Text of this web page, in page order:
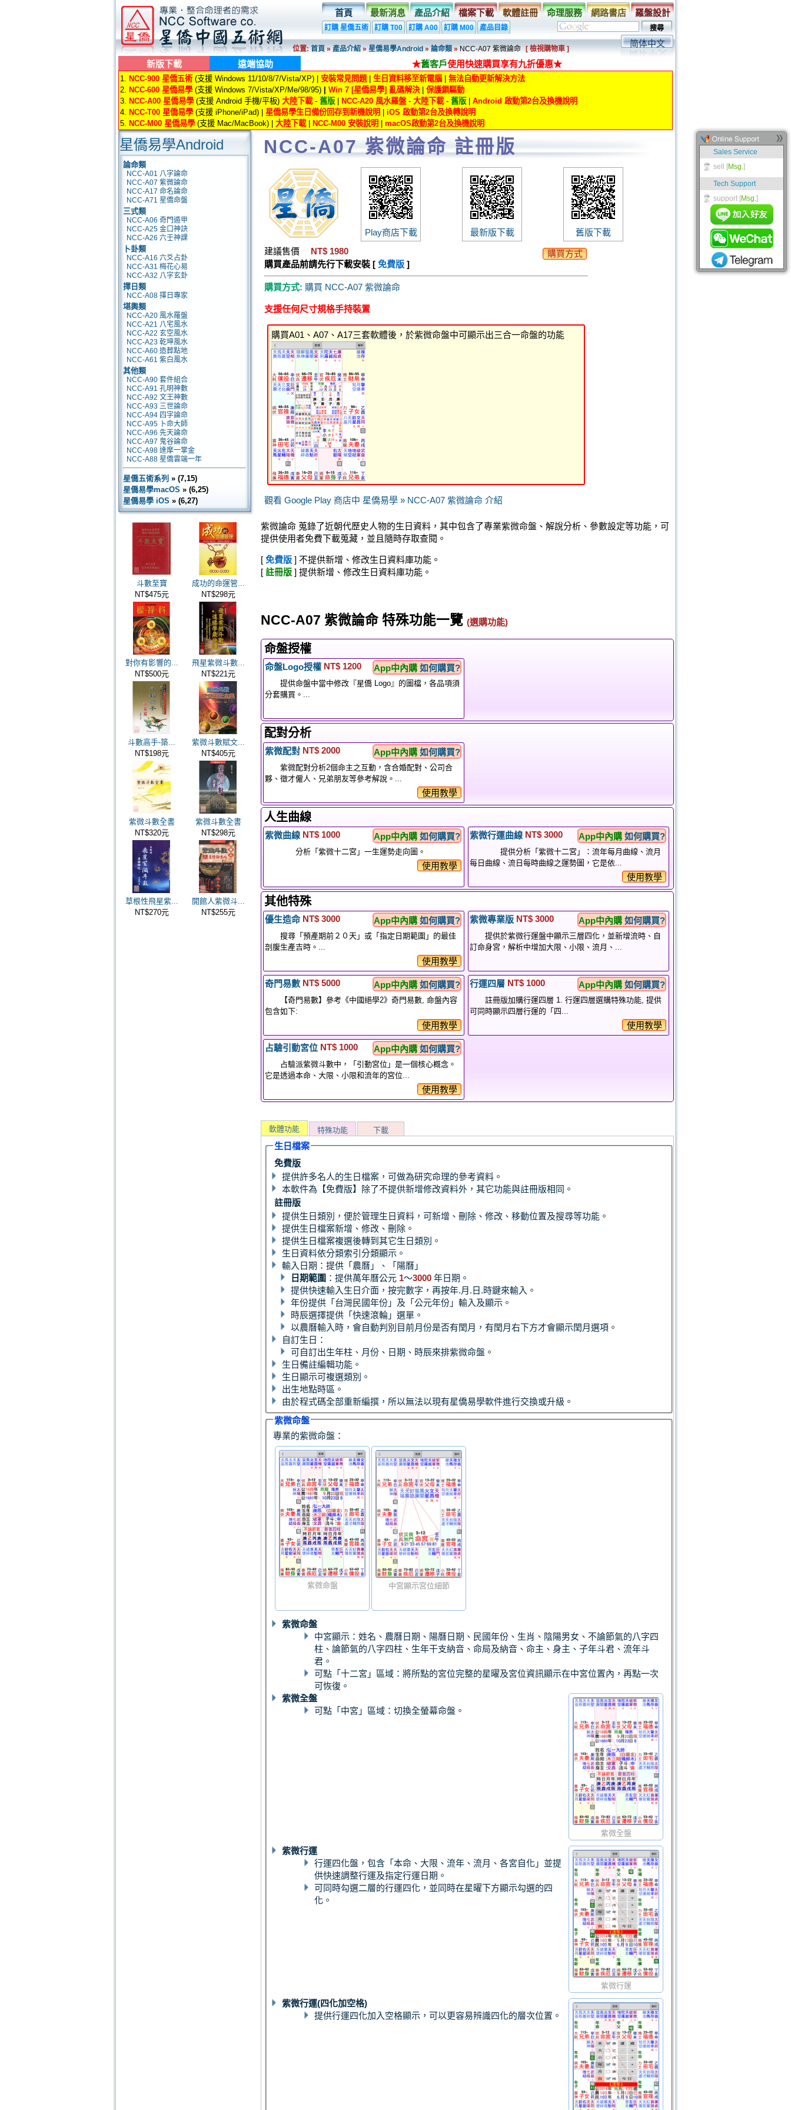
首頁 最新消息 產品介紹 檔案下載 軟體註冊 命理服務 網路書店 羅盤設計
訂購 星僑五術 訂購 T00 訂購 A00 訂購 M00 產品目錄
位置:首頁»產品介紹»星僑易學Android»論命類»NCC-A07 紫微論命 [ 檢視購物車 ]
简体中文
新版下載 遠端協助 ★舊客戶使用快速購買享有九折優惠★
1. NCC-900 星僑五術(支援 Windows 11/10/8/7/Vista/XP) | 安裝常見問題| 生日資料移至新電腦| 無法自動更新解決方法
2. NCC-600 星僑易學(支援 Windows 7/Vista/XP/Me/98/95) Win 7 [星僑易學] 亂碼解決| 保護鎖驅動
3. NCC-A00 星僑易學(支援 Android 手機/平板) 大陸下載- 舊版 NCC-A20 風水羅盤- 大陸下載- 舊版
Android 啟動第2台及換機說明
4. NCC-T00 星僑易學(支援 iPhone/iPad) | 星僑易學生日備份回存到新機說明
iOS 啟動第2台及換轉說明
5. NCC-M00 星僑易學(支援 Mac/MacBook) | 大陸下載| NCC-M00 安裝說明 macOS啟動第2台及換機說明
星僑易學Android
論命類
NCC-A01 八字論命
NCC-A07 紫微論命
NCC-A17 命名論命
NCC-A71 星僑命盤
三式類
NCC-A06 奇門遁甲
NCC-A25 金口神訣
NCC-A26 六壬神課
卜卦類
NCC-A16 六爻占卦
NCC-A31 梅花心易
NCC-A32 八字玄卦
擇日類
NCC-A08 擇日專家
堪輿類
NCC-A20 風水羅盤
NCC-A21 八宅風水
NCC-A22 玄空風水
NCC-A23 乾坤風水
NCC-A60 造葬點地
NCC-A61 紫白風水
其他類
NCC-A90 套件組合
NCC-A91 孔明神數
NCC-A92 文王神數
NCC-A93 三世論命
NCC-A94 四字論命
NCC-A95 卜命大師
NCC-A96 先天論命
NCC-A97 鬼谷論命
NCC-A98 達摩一掌金
NCC-A88 星僑雲端一年
星僑五術系列 » (7,15)
星僑易學macOS » (6,25)
星僑易學 iOS » (6,27)
斗數至寶
NT$475元
成功的命運管...
NT$298元
對你有影響的...
NT$500元
飛星紫微斗數...
NT$221元
斗數高手-築...
NT$198元
紫微斗數賦文...
NT$405元
紫微斗數全書
NT$320元
紫微斗數全書
NT$298元
草根性飛星紫...
NT$270元
開館人紫微斗...
NT$255元
NCC-A07 紫微論命 註冊版
Play商店下載 最新版下載
舊版下載
建議售價
NT$ 1980
購買方式
購買產品前請先行下載安裝 [ 免費版 ]
購買方式: 購買 NCC-A07 紫微論命
支援任何尺寸規格手持裝置
購買A01、A07、A17三套軟體後，於紫微命盤中可顯示出三合一命盤的功能
觀看 Google Play 商店中 星僑易學 » NCC-A07 紫微論命 介紹
紫微論命 蒐錄了近朝代歷史人物的生日資料，其中包含了專業紫微命盤、解說分析、參數設定等功能，可
提供使用者免費下載蒐藏，並且隨時存取查閱。
[ 免費版 ] 不提供新增、修改生日資料庫功能。
[ 註冊版 ] 提供新增、修改生日資料庫功能。
NCC-A07 紫微論命 特殊功能一覽 (選購功能)
命盤授權
命盤Logo授權 NT$ 1200 App中內購 如何購買?
提供命盤中當中修改『星僑 Logo』的圖檔，各品項須
分套購買。...
配對分析
紫微配對 NT$ 2000 App中內購 如何購買?
紫微配對分析2個命主之互動，含合婚配對、公司合
夥、徵才僱人、兄弟朋友等參考解說。...
使用教學
人生曲線
紫微曲線 NT$ 1000 App中內購 如何購買?
分析「紫微十二宮」一生運勢走向圖。
使用教學
紫微行運曲線 NT$ 3000 App中內購 如何購買?
提供分析「紫微十二宮」：流年每月曲線、流月
每日曲線、流日每時曲線之運勢圖，它是依...
使用教學
其他特殊
優生造命 NT$ 3000 App中內購 如何購買?
搜尋「預產期前２０天」或「指定日期範圍」的最佳
剖腹生產吉時。...
使用教學
紫微專業版 NT$ 3000 App中內購 如何購買?
提供於紫微行運盤中顯示三層四化，並新增流時、自
訂命身宮，解析中增加大限、小限、流月、...
奇門易數 NT$ 5000 App中內購 如何購買?
【奇門易數】參考《中國絕學2》奇門易數, 命盤內容
包含如下:
使用教學
行運四層 NT$ 1000 App中內購 如何購買?
註冊版加購行運四層 1. 行運四層選購特殊功能, 提供
可同時顯示四層行運的「四...
使用教學
占驗引動宮位 NT$ 1000 App中內購 如何購買?
占驗派紫微斗數中，「引動宮位」是一個核心概念。
它是透過本命、大限、小限和流年的宮位...
使用教學
軟體功能 特殊功能 下載
生日檔案
免費版
提供許多名人的生日檔案，可做為研究命理的參考資料。
本軟件為【免費版】除了不提供新增修改資料外，其它功能與註冊版相同。
註冊版
提供生日類別，便於管理生日資料，可新增、刪除、修改、移動位置及搜尋等功能。
提供生日檔案新增、修改、刪除。
提供生日檔案複選後轉到其它生日類別。
生日資料依分類索引分類顯示。
輸入日期：提供「農曆」、「陽曆」
日期範圍 ：提供萬年曆公元 1～3000 年日期。
提供快速輸入生日介面，按完數字，再按年.月.日.時鍵來輸入。
年份提供「台灣民國年份」及「公元年份」輸入及顯示。
時辰選擇提供「快速滾輪」選單。
以農曆輸入時，會自動判別目前月份是否有閏月，有閏月右下方才會顯示閏月選項。
自訂生日：
可自訂出生年柱、月份、日期、時辰來排紫微命盤。
生日備註編輯功能。
生日顯示可複選類別。
出生地點時區。
由於程式碼全部重新編撰，所以無法以現有星僑易學軟件進行交換或升級。
紫微命盤
專業的紫微命盤：
紫微命盤 中宮顯示宮位細節
紫微命盤
中宮顯示：姓名、農曆日期、陽曆日期、民國年份、生肖、陰陽男女、不論節氣的八字四
柱、論節氣的八字四柱、生年干支納音、命局及納音、命主、身主、子年斗君、流年斗
君。
可點「十二宮」區域：將所點的宮位完整的星曜及宮位資訊顯示在中宮位置內，再點一次
可恢復。
紫微全盤
紫微全盤
可點「中宮」區域：切換全螢幕命盤。
紫微行運
紫微行運
行運四化盤，包含「本命、大限、流年、流月、各宮自化」並提
供快速調整行運及指定行運日期。
可同時勾選二層的行運四化，並同時在星曜下方顯示勾選的四
化。
紫微行運(四化加空格)
提供行運四化加入空格顯示，可以更容易辨識四化的層次位置。